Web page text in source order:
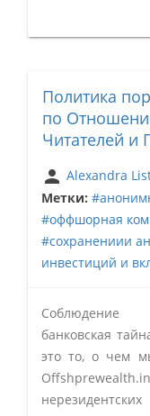
Политика
по
Читателей и
person Alexandra
Метки:
#оффшорная
#сохранениии
инвестиций и
Соблюдение
банковская
это то, о чем